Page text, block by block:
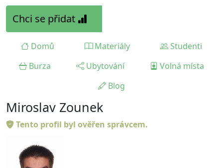
Chci se přidat
Domů Materiály
Studenti
Burza
Ubytování
Volná místa
Blog
Miroslav Zounek
Tento profil byl ověřen správcem.